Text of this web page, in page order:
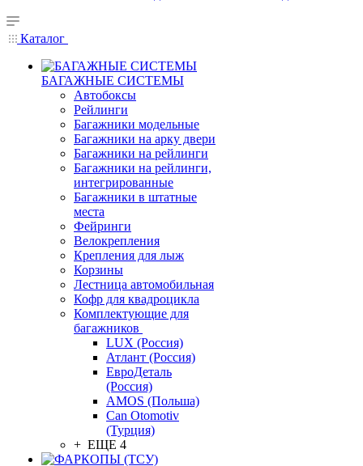
Каталог
БАГАЖНЫЕ СИСТЕМЫ
Автобоксы
Рейлинги
Багажники модельные
Багажники на арку двери
Багажники на рейлинги
Багажники на рейлинги,
интегрированные
Багажники в штатные
места
Фейринги
Велокрепления
Крепления для лыж
Корзины
Лестница автомобильная
Кофр для квадроцикла
Комплектующие для
багажников
LUX (Россия)
Атлант (Россия)
ЕвроДеталь
(Россия)
AMOS (Польша)
Can Otomotiv
(Турция)
+ ЕЩЕ 4